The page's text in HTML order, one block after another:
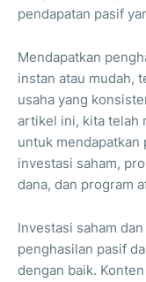
pendapatan pasif
Mendapatkan
instan atau mudah,
usaha yang
artikel ini, kita telah
untuk
investasi saham,
dana, dan program
Investasi saham
penghasilan pasif
dengan baik.